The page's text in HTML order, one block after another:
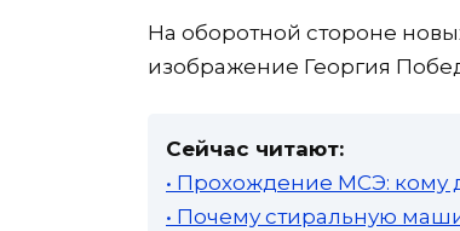
На оборотной стороне
изображение Георгия
Сейчас читают:
• Прохождение МСЭ: кому
• Почему стиральную